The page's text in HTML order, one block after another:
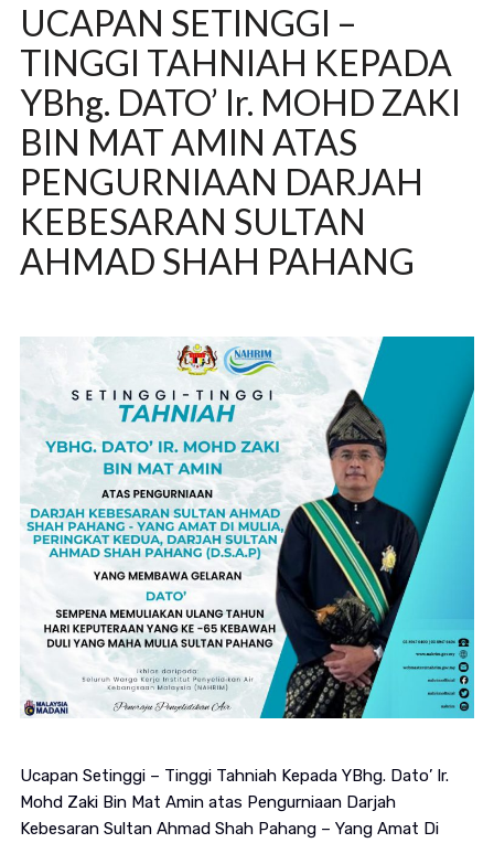
UCAPAN SETINGGI –
TINGGI TAHNIAH KEPADA
YBhg. DATO’ Ir. MOHD ZAKI
BIN MAT AMIN ATAS
PENGURNIAAN DARJAH
KEBESARAN SULTAN
AHMAD SHAH PAHANG
Ucapan Setinggi – Tinggi Tahniah Kepada YBhg. Dato’ Ir.
Mohd Zaki Bin Mat Amin atas Pengurniaan Darjah
Kebesaran Sultan Ahmad Shah Pahang – Yang Amat Di